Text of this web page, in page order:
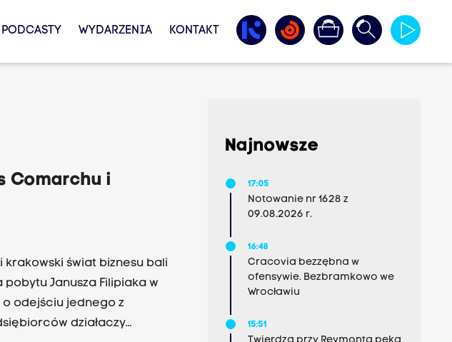
PODCASTY WYDARZENIA KONTAKT
Comarchu i
krakowski świat biznesu bali
Janusza Filipiaka w
odejściu jednego z
działaczy
Najnowsze
17:05
Notowanie nr 1628 z
09.08.2026 r.
16:48
Cracovia bezzębna w
ofensywie. Bezbramkowo we
Wrocławiu
15:51